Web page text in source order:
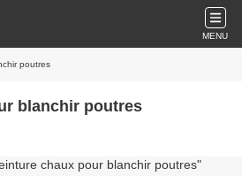
MENU
poutres
blanchir poutres